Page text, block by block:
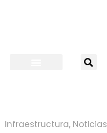
Infraestructura, Noticias